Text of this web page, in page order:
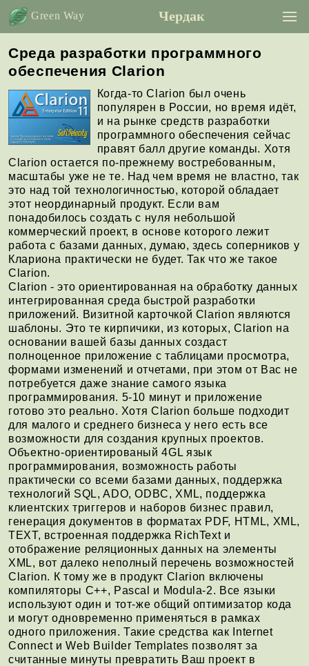
Green Way Чердак
Среда разработки программного
обеспечения Clarion
Когда-то Clarion был очень
популярен в России, но время идёт,
и на рынке средств разработки
программного обеспечения сейчас
правят балл другие команды. Хотя
Clarion остается по-прежнему востребованным,
масштабы уже не те. Над чем время не властно, так
это над той технологичностью, которой обладает
этот неординарный продукт. Если вам
понадобилось создать с нуля небольшой
коммерческий проект, в основе которого лежит
работа с базами данных, думаю, здесь соперников у
Клариона практически не будет. Так что же такое
Clarion.
Clarion - это ориентированная на обработку данных
интегрированная среда быстрой разработки
приложений. Визитной карточкой Clarion являются
шаблоны. Это те кирпичики, из которых, Clarion на
основании вашей базы данных создаст
полноценное приложение с таблицами просмотра,
формами изменений и отчетами, при этом от Вас не
потребуется даже знание самого языка
программирования. 5-10 минут и приложение
готово это реально. Хотя Clarion больше подходит
для малого и среднего бизнеса у него есть все
возможности для создания крупных проектов.
Объектно-ориентированый 4GL язык
программирования, возможность работы
практически со всеми базами данных, поддержка
технологий SQL, ADO, ODBC, XML, поддержка
клиентских триггеров и наборов бизнес правил,
генерация документов в форматах PDF, HTML, XML,
TEXT, встроенная поддержка RichText и
отображение реляционных данных на элементы
XML, вот далеко неполный перечень возможностей
Clarion. К тому же в продукт Clarion включены
компиляторы C++, Pascal и Modula-2. Все языки
используют один и тот-же общий оптимизатор кода
и могут одновременно применяться в рамках
одного приложения. Такие средства как Internet
Connect и Web Builder Templates позволят за
считанные минуты превратить Ваш проект в